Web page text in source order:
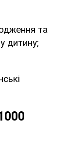
та
дитину;